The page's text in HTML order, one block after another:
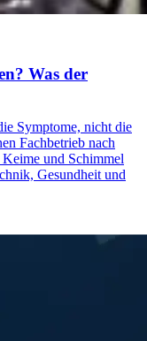
Was der
Symptome, nicht die
Fachbetrieb nach
und Schimmel
Gesundheit und